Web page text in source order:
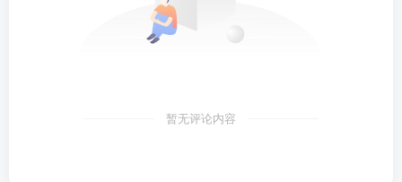
暂无评论内容